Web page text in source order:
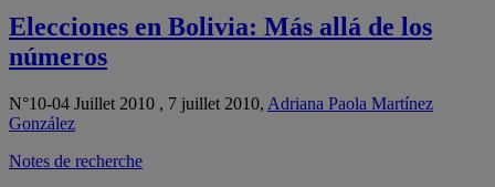
Elecciones en Bolivia: Más allá de los
números
N°10-04 Juillet 2010 , 7 juillet 2010, Adriana Paola Martínez
González
Notes de recherche